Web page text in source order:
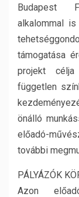
Budapest
alkalommal
támogatása
projekt
független
önálló
előadó-
további
PÁLYÁZÓK
Azon